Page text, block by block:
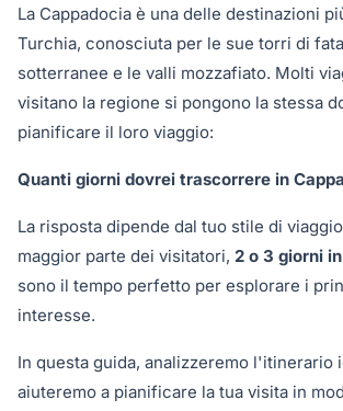
La Cappadocia è una delle destinazioni
Turchia, conosciuta per le sue torri di
sotterranee e le valli mozzafiato. Molti
visitano la regione si pongono la stessa
pianificare il loro viaggio:
Quanti giorni dovrei trascorrere in
La risposta dipende dal tuo stile di
maggior parte dei visitatori, 2 o 3 giorni
sono il tempo perfetto per esplorare i
interesse.
In questa guida, analizzeremo l'itinerario
aiuteremo a pianificare la tua visita in